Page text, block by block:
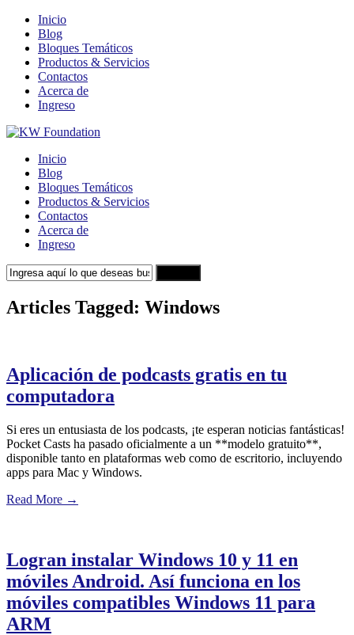
Inicio
Blog
Bloques Temáticos
Productos & Servicios
Contactos
Acerca de
Ingreso
Inicio
Blog
Bloques Temáticos
Productos & Servicios
Contactos
Acerca de
Ingreso
Articles Tagged: Windows
Aplicación de podcasts gratis en tu
computadora
Si eres un entusiasta de los podcasts, ¡te esperan noticias fantásticas!
Pocket Casts ha pasado oficialmente a un **modelo gratuito**,
disponible tanto en plataformas web como de escritorio, incluyendo
apps para Mac y Windows.
Read More →
Logran instalar Windows 10 y 11 en
móviles Android. Así funciona en los
móviles compatibles Windows 11 para
ARM